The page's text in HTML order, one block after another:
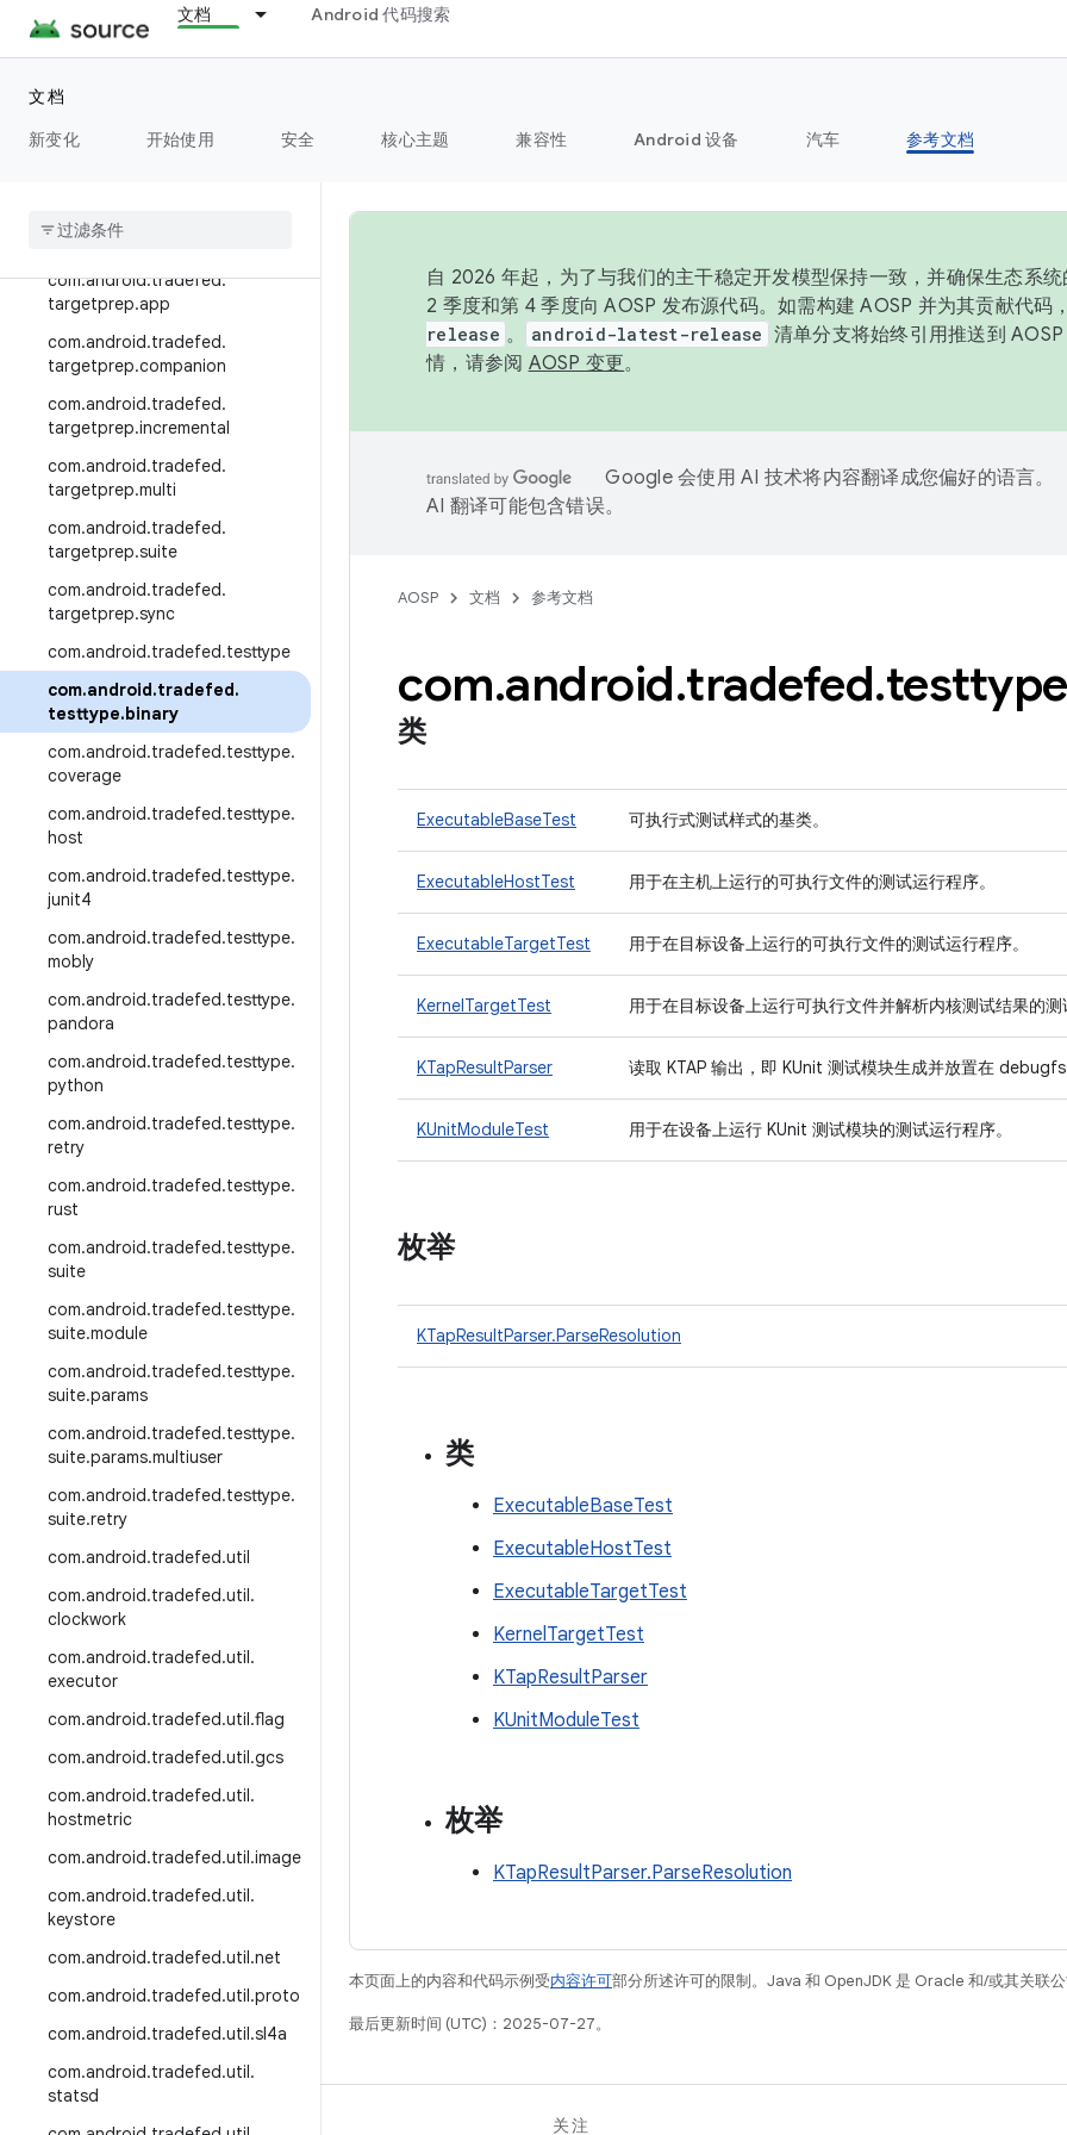
文档 Android 代码搜索
文档
新变化
开始使用 安全 核心主题 兼容性 Android 设备 汽车 参考文档
com.android.tradefed.suite.che
cker
com.android.tradefed.suite.che
com .android
targetprep
com.android.tradefed.
targetprep.app
com.android.tradefed.
targetprep.companion
com.android.tradefed.
targetprep.incremental
com.android.tradefed.
targetprep.multi
com.android.tradefed.
targetprep.suite
com.android.tradefed.
targetprep.sync
com.android.tradefed.testtype
com.android.tradefed.
testtype.binary
com.android.tradefed.testtype.
coverage
com.android.tradefed.testtype.
host
com.android.tradefed.testtype.
junit4
com.android.tradefed.testtype.
mobly
com.android.tradefed.testtype.
pandora
com.android.tradefed.testtype.
python
com.android.tradefed.testtype.
retry
com.android.tradefed.testtype.
rust
com.android.tradefed.testtype.
suite
com.android.tradefed.testtype.
suite.module
com.android.tradefed.testtype.
suite.params
com.android.tradefed.testtype.
suite.params.multiuser
com.android.tradefed.testtype.
suite.retry
com.android.tradefed.util
com.android.tradefed.util.
clockwork
com.android.tradefed.util.
executor
com.android.tradefed.util.flag
com.android.tradefed.util.gcs
com.android.tradefed.util.
hostmetric
com.android.tradefed.util.image
com.android.tradefed.util.
keystore
com.android.tradefed.util.net
com.android.tradefed.util.proto
com.android.tradefed.util.sl4a
com.android.tradefed.util.
statsd
自 2026 年起，为了与我们的主干稳定开发模型保持一致，并确保生态系
2 季度和第 4 季度向 AOSP 发布源代码。如需构建 AOSP 并为其贡献代码
release 。 android-latest-release 清单分支将始终引用推送到
情，请参阅 AOSP 变更。
Google 会使用 AI 技术将内容翻译成您偏好的语言。
AI 翻译可能包含错误。
AOSP 文档 参考文档
com.android.tradefed.testtype
类
ExecutableBaseTest 可执行式测试样式的基类。
ExecutableHostTest 用于在主机上运行的可执行文件的测试运行程序。
ExecutableTargetTest 用于在目标设备上运行的可执行文件的测试运行程序。
KernelTargetTest 用于在目标设备上运行可执行文件并解析内核测试结果的测
KTapResultParser 读取 KTAP 输出，即 KUnit 测试模块生成并放置在
KUnitModuleTest 用于在设备上运行 KUnit 测试模块的测试运行程序。
枚举
KTapResultParser.ParseResolution
类
ExecutableBaseTest
ExecutableHostTest
ExecutableTargetTest
KernelTargetTest
KTapResultParser
KUnitModuleTest
枚举
KTapResultParser.ParseResolution
本页面上的内容和代码示例受内容许可部分所述许可的限制。Java 和 OpenJDK 是 Oracle 和/或其关联公
最后更新时间 (UTC)：2025-07-27。
构建 关注